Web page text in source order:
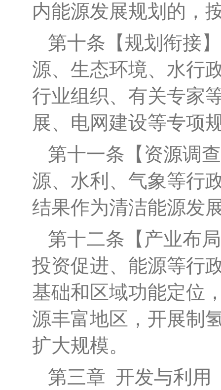
内能源发展规划的，
第十条 【规划 衔接】
源、生态环境、水行
行业组织、有关专家
展、电网建设等专项
第十一条 【 资源调查
源、 水利 、气象等行
结果作为清洁能源发
第十二条 【 产业布局
投资促进、能源等行
基础和区域功能定位
源丰富地区，开展制
扩大规模。
第三章 开发与利用